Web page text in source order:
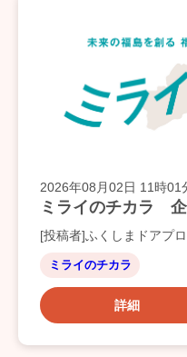
2026年08月02日 11時01
ミライのチカラ 企
[投稿者]ふくしまドアプ
ミライのチカラ
詳細